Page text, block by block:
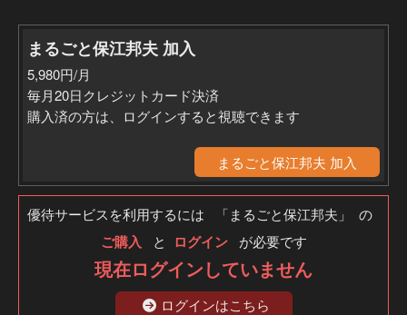
まるごと保江邦夫 加入
5,980円/月
毎月20日クレジットカード決済
購入済の方は、ログインすると視聴できます
まるごと保江邦夫 加入
優待サービスを利用するには 「まるごと保江邦夫」 の
ご購入 と ログインが必要です
現在ログインしていません
ログインはこちら